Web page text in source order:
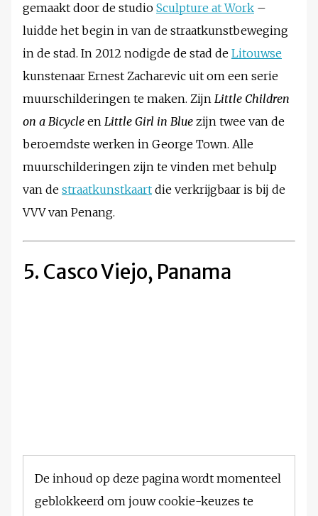
gemaakt door de studio Sculpture at Work –
luidde het begin in van de straatkunstbeweging
in de stad. In 2012 nodigde de stad de Litouwse
kunstenaar Ernest Zacharevic uit om een serie
muurschilderingen te maken. Zijn Little Children
on a Bicycle en Little Girl in Blue zijn twee van de
beroemdste werken in George Town. Alle
muurschilderingen zijn te vinden met behulp
van de straatkunstkaart die verkrijgbaar is bij de
VVV van Penang.
5. Casco Viejo, Panama
De inhoud op deze pagina wordt momenteel
geblokkeerd om jouw cookie-keuzes te